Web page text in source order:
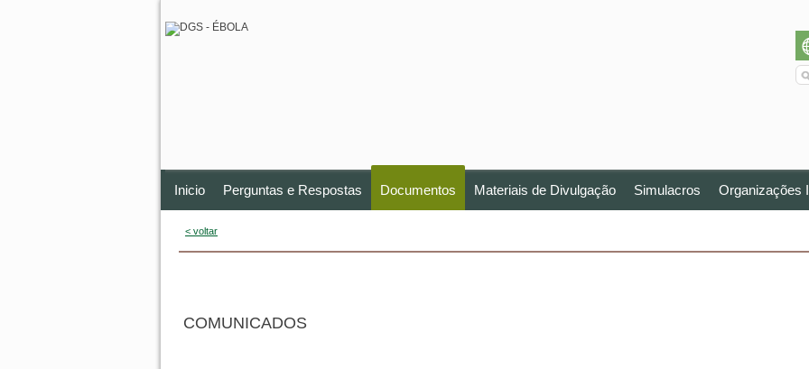
Inicio Perguntas e Respostas Documentos Materiais de Divulgação Simulacros Organizações
< voltar
COMUNICADOS